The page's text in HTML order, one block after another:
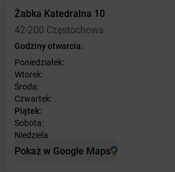
Żabka Katedralna 10
42-200 Częstochowa
Godziny otwarcia:
Poniedziałek:
Wtorek:
Środa:
Czwartek:
Piątek:
Sobota:
Niedziela:
Pokaż w Google Maps